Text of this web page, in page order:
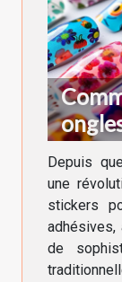
Depuis
une
stickers
adhésives,
de